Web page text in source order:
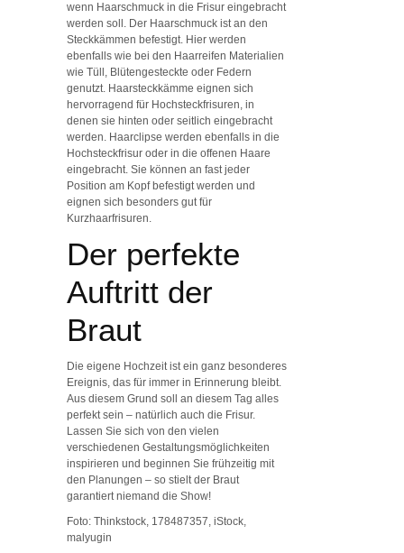
wenn Haarschmuck in die Frisur eingebracht
werden soll. Der Haarschmuck ist an den
Steckkämmen befestigt. Hier werden
ebenfalls wie bei den Haarreifen Materialien
wie Tüll, Blütengesteckte oder Federn
genutzt. Haarsteckkämme eignen sich
hervorragend für Hochsteckfrisuren, in
denen sie hinten oder seitlich eingebracht
werden. Haarclipse werden ebenfalls in die
Hochsteckfrisur oder in die offenen Haare
eingebracht. Sie können an fast jeder
Position am Kopf befestigt werden und
eignen sich besonders gut für
Kurzhaarfrisuren.
Der perfekte
Auftritt der
Braut
Die eigene Hochzeit ist ein ganz besonderes
Ereignis, das für immer in Erinnerung bleibt.
Aus diesem Grund soll an diesem Tag alles
perfekt sein – natürlich auch die Frisur.
Lassen Sie sich von den vielen
verschiedenen Gestaltungsmöglichkeiten
inspirieren und beginnen Sie frühzeitig mit
den Planungen – so stielt der Braut
garantiert niemand die Show!
Foto: Thinkstock, 178487357, iStock,
malyugin